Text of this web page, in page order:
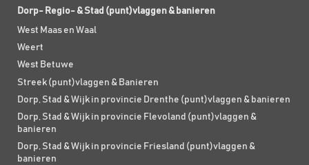
Dorp- Regio- & Stad (punt)vlaggen & banieren
West Maas en Waal
Weert
West Betuwe
Streek (punt)vlaggen & Banieren
Dorp, Stad & Wijk in provincie Drenthe (punt)vlaggen & banieren
Dorp, Stad & Wijk in provincie Flevoland (punt)vlaggen &
banieren
Dorp, Stad & Wijk in provincie Friesland (punt)vlaggen &
banieren